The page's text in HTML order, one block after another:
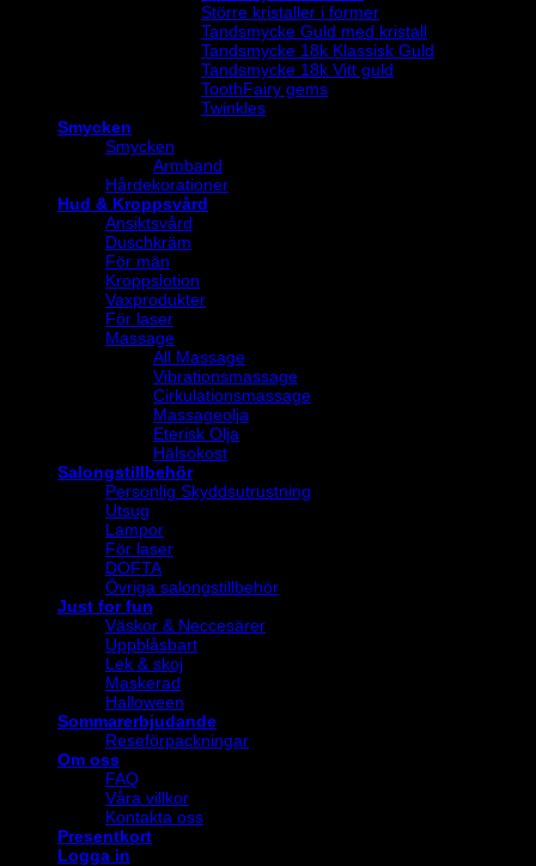
Större kristaller i former
Tandsmycke Guld med kristall
Tandsmycke 18k Klassisk Guld
Tandsmycke 18k Vitt guld
ToothFairy gems
Twinkles
Smycken
Smycken
Armband
Hårdekorationer
Hud & Kroppsvård
Ansiktsvård
Duschkräm
För män
Kroppslotion
Vaxprodukter
För laser
Massage
All Massage
Vibrationsmassage
Cirkulationsmassage
Massageolja
Eterisk Olja
Hälsokost
Salongstillbehör
Personlig Skyddsutrustning
Utsug
Lampor
För laser
DOFTA
Övriga salongstillbehör
Just for fun
Väskor & Neccesärer
Uppblåsbart
Lek & skoj
Maskerad
Halloween
Sommarerbjudande
Reseförpackningar
Om oss
FAQ
Våra villkor
Kontakta oss
Presentkort
Logga in